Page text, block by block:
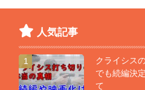
人気記事
1
クライシス
でも続編決
て